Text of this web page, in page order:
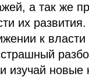
а так же
их развития.
к
изучай